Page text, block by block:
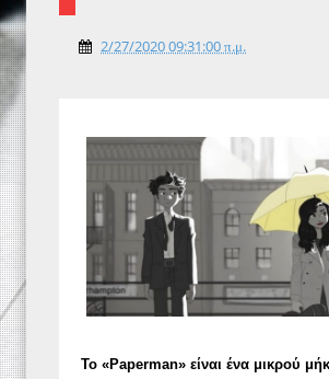
2/27/2020 09:31:00 π.μ.
Το «Paperman» είναι ένα μικρού